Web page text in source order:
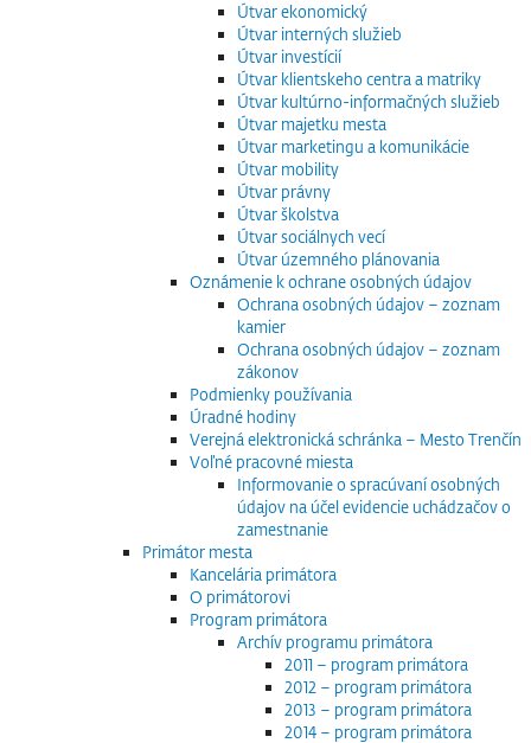
Útvar ekonomický
Útvar interných služieb
Útvar investícií
Útvar klientskeho centra a matriky
Útvar kultúrno-informačných služieb
Útvar majetku mesta
Útvar marketingu a komunikácie
Útvar mobility
Útvar právny
Útvar školstva
Útvar sociálnych vecí
Útvar územného plánovania
Oznámenie k ochrane osobných údajov
Ochrana osobných údajov – zoznam
kamier
Ochrana osobných údajov – zoznam
zákonov
Podmienky používania
Úradné hodiny
Verejná elektronická schránka – Mesto Trenčín
Voľné pracovné miesta
Informovanie o spracúvaní osobných
údajov na účel evidencie uchádzačov o
zamestnanie
Primátor mesta
Kancelária primátora
O primátorovi
Program primátora
Archív programu primátora
2011 – program primátora
2012 – program primátora
2013 – program primátora
2014 – program primátora